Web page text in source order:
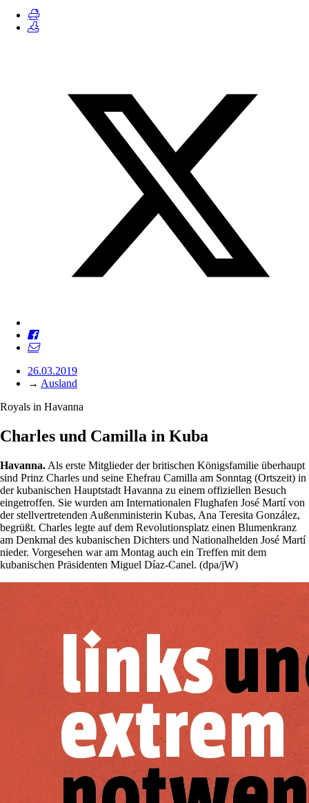
26.03.2019
→ Ausland
Royals in Havanna
Charles und Camilla in Kuba
Havanna. Als erste Mitglieder der britischen Königsfamilie überhaupt
sind Prinz Charles und seine Ehefrau Camilla am Sonntag (Ortszeit) in
der kubanischen Hauptstadt Havanna zu einem offiziellen Besuch
eingetroffen. Sie wurden am Internationalen Flughafen José Martí von
der stellvertretenden Außenministerin Kubas, Ana Teresita González,
begrüßt. Charles legte auf dem Revolutionsplatz einen Blumenkranz
am Denkmal des kubanischen Dichters und Nationalhelden José Martí
nieder. Vorgesehen war am Montag auch ein Treffen mit dem
kubanischen Präsidenten Miguel Díaz-Canel. (dpa/jW)